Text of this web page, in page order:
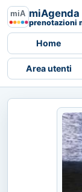
miAgenda
prenotazioni
Home
Area utenti